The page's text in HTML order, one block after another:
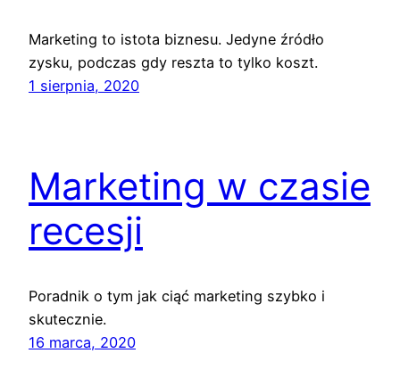
Marketing to istota biznesu. Jedyne źródło
zysku, podczas gdy reszta to tylko koszt.
1 sierpnia, 2020
Marketing w czasie
recesji
Poradnik o tym jak ciąć marketing szybko i
skutecznie.
16 marca, 2020